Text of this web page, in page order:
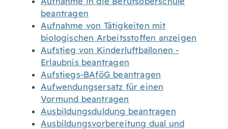
beantragen
Aufnahme von Tätigkeiten mit
biologischen Arbeitsstoffen anzeigen
Aufstieg von Kinderluftballonen -
Erlaubnis beantragen
Aufstiegs-BAföG beantragen
Aufwendungsersatz für einen
Vormund beantragen
Ausbildungsduldung beantragen
Ausbildungsvorbereitung dual und